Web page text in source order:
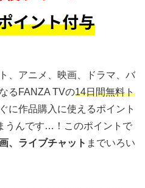
、アニメ、映画、ドラマ、バ
るFANZA TVの14日間無料ト
に作品購入に使えるポイント
うんです…！このポイントで
、ライブチャット までいろい